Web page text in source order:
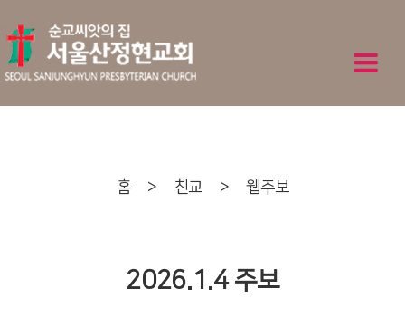
홈 > 친교 > 웹주보
2026.1.4 주보